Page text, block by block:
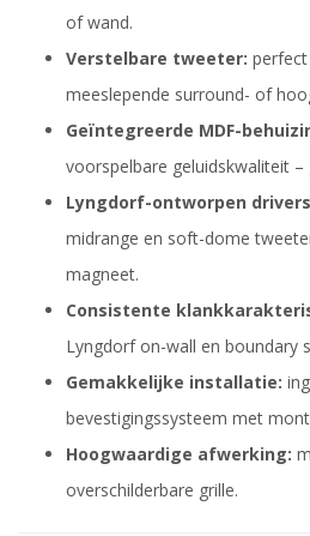
of wand.
Verstelbare tweeter:
meeslepende surround- of
Geïntegreerde MDF-
voorspelbare geluidskwaliteit
Lyngdorf-ontworpen
midrange en soft-dome
magneet.
Consistente
Lyngdorf on-wall en boundary
Gemakkelijke installatie:
bevestigingssysteem met
Hoogwaardige afwerking:
overschilderbare grille.